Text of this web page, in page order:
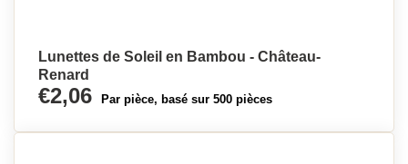
Lunettes de Soleil en Bambou - Château-
Renard
€2,06 Par pièce, basé sur 500 pièces